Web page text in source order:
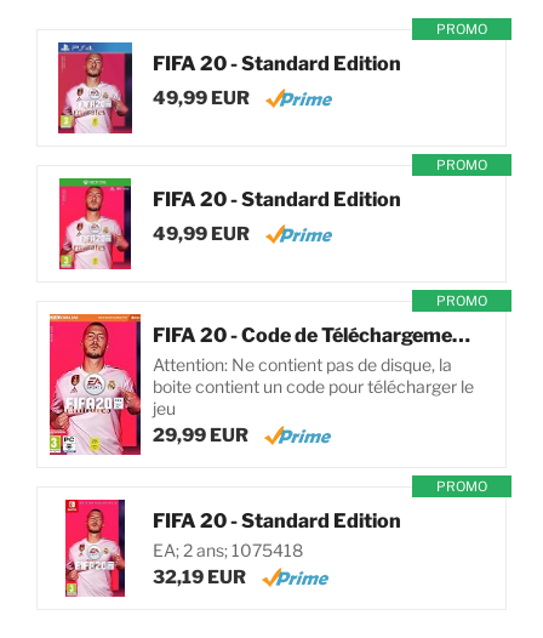
PROMO
FIFA 20 - Standard Edition
49,99 EUR
PROMO
FIFA 20 - Standard Edition
49,99 EUR
PROMO
FIFA 20 - Code de Téléchargement pour PC
Attention: Ne contient pas de disque, la
boite contient un code pour télécharger le
jeu
29,99 EUR
PROMO
FIFA 20 - Standard Edition
EA; 2 ans; 1075418
32,19 EUR